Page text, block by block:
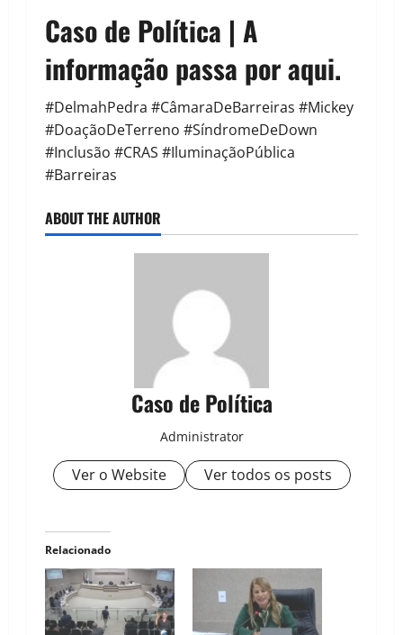
Caso de Política | A
informação passa por aqui.
#DelmahPedra #CâmaraDeBarreiras #Mickey
#DoaçãoDeTerreno #SíndromeDeDown
#Inclusão #CRAS #IluminaçãoPública
#Barreiras
ABOUT THE AUTHOR
Caso de Política
Administrator
Ver o Website Ver todos os posts
Relacionado